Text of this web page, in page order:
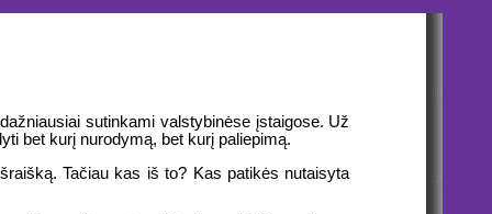
sutinkami valstybinėse įstaigose. Už
bet kurį nurodymą, bet kurį paliepimą.
Tačiau kas iš to? Kas patikės nutaisyta